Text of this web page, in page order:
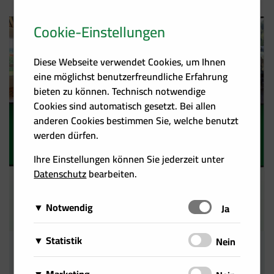
Fachtagung ,,Biomasse 2040“
Cookie-Einstellungen
Diese Webseite verwendet Cookies, um Ihnen
eine möglichst benutzerfreundliche Erfahrung
bieten zu können. Technisch notwendige
Cookies sind automatisch gesetzt. Bei allen
anderen Cookies bestimmen Sie, welche benutzt
werden dürfen.
Ihre Einstellungen können Sie jederzeit unter
Datenschutzbearbeiten.
Notwendig
Schalten
Ja
Diese Cookies sind für das Funktionieren der Website
erforderlich und können daher nicht deaktiviert
werden. Sie können jedoch Ihren Browser so
Matomo
Über Matomo, ehemals Piwik, wird die
notwendige Beobachtung und Webanalytik für
Statistik SchaltenNein
Wir setzen Cookies zu statistischen Zwecken ein, um